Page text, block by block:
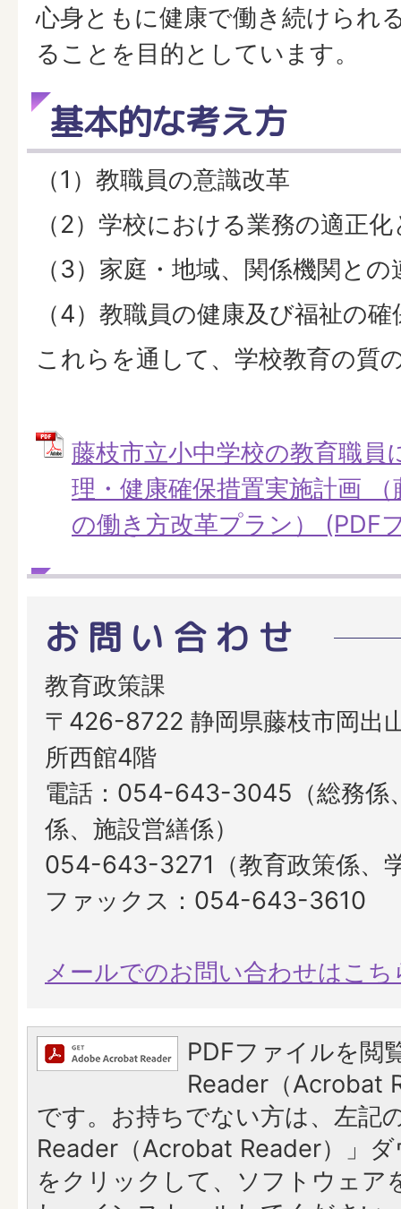
心身ともに健康で働き続けられ
ることを目的としています。
基本的な考え方
（1）教職員の意識改革
（2）学校における業務の適正
（3）家庭・地域、関係機関と
（4）教職員の健康及び福祉の確
これらを通して、学校教育の質
藤枝市立小中学校の教育職員
理・健康確保措置実施計画
の働き方改革プラン） (PDF
お問い合わせ
教育政策課
〒426-8722 静岡県藤枝市岡出
所西館4階
電話：054-643-3045（総務係
係、施設営繕係）
054-643-3271（教育政策係、
ファックス：054-643-3610
メールでのお問い合わせはこち
PDFファイルを閲
Reader（Acrobat
です。お持ちでない方は、左記
Reader（Acrobat Reader）」
をクリックして、ソフトウェア